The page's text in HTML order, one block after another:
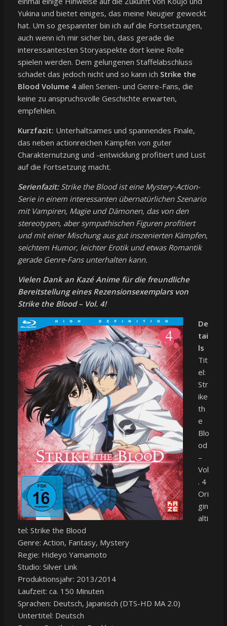
Yukina und bietet einiges, das meine Neugier geweckt
hat. Um so gespannter bin ich auf die Fortsetzungen,
auch wenn ich mir sicher bin, dass gerade die
interessantesten Storyaspekte dort keine Rolle
spielen werden. Dem gelungenen Staffelabschluss
schadet das jedoch nicht und so kann ich Strike the
Blood Volume 4allen Serien- und Genre-Fans, die
keine zu anspruchsvolle Geschichte erwarten,
empfehlen.
Kurzfazit: Unterhaltsames und spannendes Finale,
das neben actionreichen Kämpfen von guter
Charakternutzung und -entwicklung profitiert und Lust
auf die Fortsetzung macht.
Serienfazit:Strike the Blood ist eine Mystery-Action-
Serie in einem interessanten übernatürlichen Szenario
mit Vampiren, Magie und Dämonen, das von den
stereotypen, aber sympathischen Figuren profitiert
und mit einer Mischung aus gut inszenierten Kämpfen,
seichtem Humor, leichter Erotik und etwas Romantik
gerade Genre-Fans unterhalten kann.
Vielen Dank an Kazé Anime für die freundliche
Bereitstellung eines Rezensionsexemplars von
Strike the Blood – Vol. 4!
De
tai
ls
Tit
el:
Str
ike
th
e
Blo
od
–
Vol
. 4
Ori
gin
alti
tel: Strike the Blood
Genre: Action, Fantasy, Mystery
Regie: Hideyo Yamamoto
Studio: Silver Link
Produktionsjahr: 2013/2014
Laufzeit: ca. 150 Minuten
Sprachen: Deutsch, Japanisch (DTS-HD MA 2.0)
Untertitel: Deutsch